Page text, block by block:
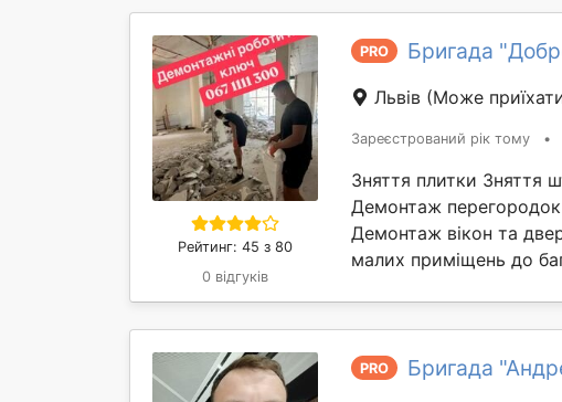
Рейтинг: 45 з 80
0 відгуків
PRO Бригада
Львів (Може
Зареєстрований рік тому •
Зняття плитки Зняття
Демонтаж перегородок
Демонтаж вікон та
малих приміщень до
PRO Бригада